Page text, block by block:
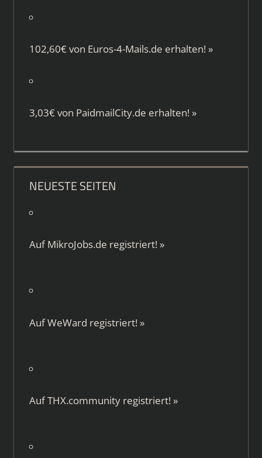
102,60€ von Euros-4-Mails.de erhalten! »
3,03€ von PaidmailCity.de erhalten! »
NEUESTE SEITEN
AufMikroJobs.de registriert! »
AufWeWard registriert! »
AufTHX.communityregistriert! »